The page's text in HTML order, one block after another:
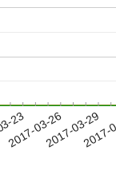
23
2017-03-262017-03-29